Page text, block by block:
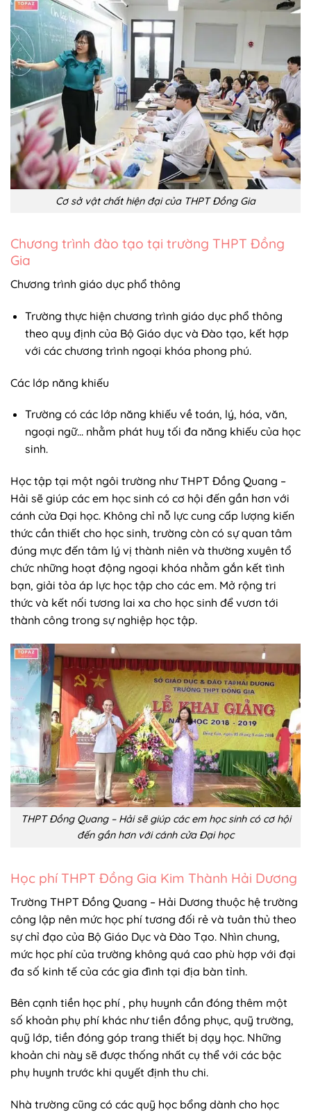
Cơ sở vật chất hiện đại của THPT Đồng Gia
Chương trình đào tạo tại trường THPT Đồng
Gia
Chương trình giáo dục phổ thông
Trường thực hiện chương trình giáo dục phổ thông
theo quy định của Bộ Giáo dục và Đào tạo, kết hợp
với các chương trình ngoại khóa phong phú.
Các lớp năng khiếu
Trường có các lớp năng khiếu về toán, lý, hóa, văn,
ngoại ngữ… nhằm phát huy tối đa năng khiếu của học
sinh.
Học tập tại một ngôi trường như THPT Đồng Quang –
Hải sẽ giúp các em học sinh có cơ hội đến gần hơn với
cánh cửa Đại học. Không chỉ nỗ lực cung cấp lượng kiến
thức cần thiết cho học sinh, trường còn có sự quan tâm
đúng mực đến tâm lý vị thành niên và thường xuyên tổ
chức những hoạt động ngoại khóa nhằm gắn kết tình
bạn, giải tỏa áp lực học tập cho các em. Mở rộng tri
thức và kết nối tương lai xa cho học sinh để vươn tới
thành công trong sự nghiệp học tập.
THPT Đồng Quang – Hải sẽ giúp các em học sinh có cơ hội
đến gần hơn với cánh cửa Đại học
Học phí THPT Đồng Gia Kim Thành Hải Dương
Trường THPT Đồng Quang – Hải Dương thuộc hệ trường
công lập nên mức học phí tương đối rẻ và tuân thủ theo
sự chỉ đạo của Bộ Giáo Dục và Đào Tạo. Nhìn chung,
mức học phí của trường không quá cao phù hợp với đại
đa số kinh tế của các gia đình tại địa bàn tỉnh.
Bên cạnh tiền học phí , phụ huynh cần đóng thêm một
số khoản phụ phí khác như tiền đồng phục, quỹ trường,
quỹ lớp, tiền đóng góp trang thiết bị dạy học. Những
khoản chi này sẽ được thống nhất cụ thể với các bậc
phụ huynh trước khi quyết định thu chi.
Nhà trường cũng có các quỹ học bổng dành cho học